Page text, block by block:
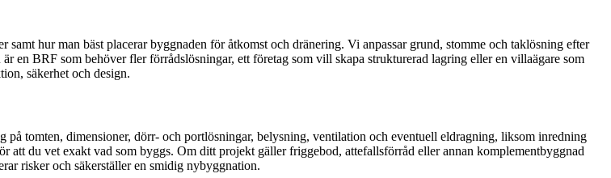
hur man bäst placerar byggnaden för åtkomst och dränering. Vi anpassar grund, stomme och taklösning efter
en BRF som behöver fler förrådslösningar, ett företag som vill skapa strukturerad lagring eller en villaägare som
säkerhet och design.
tomten, dimensioner, dörr- och portlösningar, belysning, ventilation och eventuell eldragning, liksom inredning
du vet exakt vad som byggs. Om ditt projekt gäller friggebod, attefallsförråd eller annan komplementbyggnad
risker och säkerställer en smidig nybyggnation.